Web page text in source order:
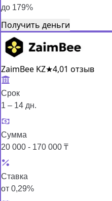
до 179%
Получить деньги
ZaimBee KZ★4,01 отзыв
Срок
1 – 14 дн.
Сумма
20 000 - 170 000 ₸
Ставка
от 0,29%